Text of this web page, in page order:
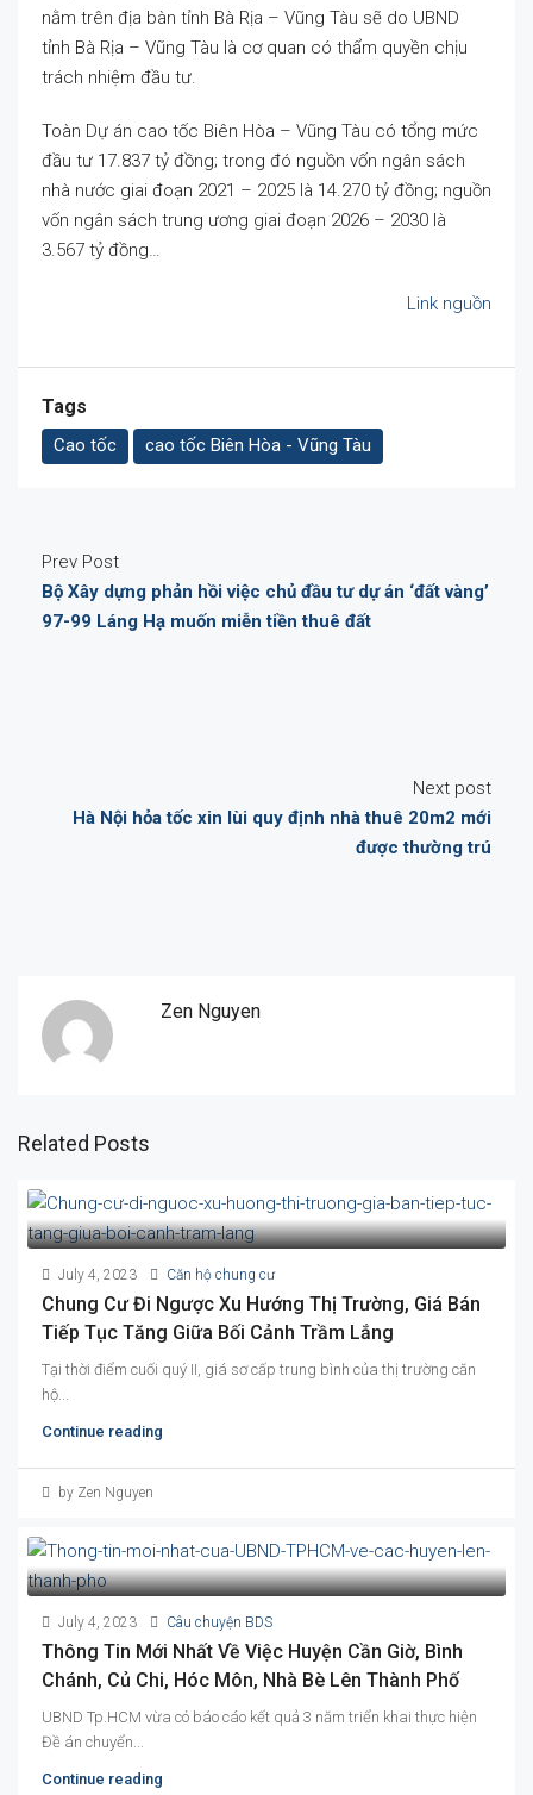
nằm trên địa bàn tỉnh Bà Rịa – Vũng Tàu sẽ do UBND
tỉnh Bà Rịa – Vũng Tàu là cơ quan có thẩm quyền chịu
trách nhiệm đầu tư.
Toàn Dự án cao tốc Biên Hòa – Vũng Tàu có tổng mức
đầu tư 17.837 tỷ đồng; trong đó nguồn vốn ngân sách
nhà nước giai đoạn 2021 – 2025 là 14.270 tỷ đồng; nguồn
vốn ngân sách trung ương giai đoạn 2026 – 2030 là
3.567 tỷ đồng…
Link nguồn
Tags
Cao tốc cao tốc Biên Hòa - Vũng Tàu
Prev Post
Bộ Xây dựng phản hồi việc chủ đầu tư dự án ‘đất vàng’
97-99 Láng Hạ muốn miễn tiền thuê đất
Next post
Hà Nội hỏa tốc xin lùi quy định nhà thuê 20m2 mới
được thường trú
Zen Nguyen
Related Posts
July 4, 2023 Căn hộ chung cư
Chung Cư Đi Ngược Xu Hướng Thị Trường, Giá Bán
Tiếp Tục Tăng Giữa Bối Cảnh Trầm Lắng
Tại thời điểm cuối quý II, giá sơ cấp trung bình của thị trường căn
hộ...
Continue reading
by Zen Nguyen
July 4, 2023 Câu chuyện BDS
Thông Tin Mới Nhất Về Việc Huyện Cần Giờ, Bình
Chánh, Củ Chi, Hóc Môn, Nhà Bè Lên Thành Phố
UBND Tp.HCM vừa có báo cáo kết quả 3 năm triển khai thực hiện
Đề án chuyển...
Continue reading